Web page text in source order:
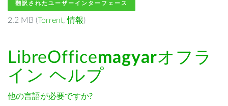
翻訳されたユーザーインターフェース
2.2 MB (Torrent,情報)
LibreOfficemagyarオフラ
イン ヘルプ
他の言語が必要ですか?